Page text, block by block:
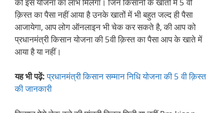
क़िस्त का पैसा नहीं आया है उनके खातों में भी बहुत जल्द ही पैसा
आजायेगा, आप लोग ऑनलाइन भी चेक कर सकते है, की आप को
प्रधानमंत्री किसान योजना की 5वी क़िस्त का पैसा आप के खाते में
आया है या नहीं।
यह भी पढ़ें: प्रधानमंत्री किसान सम्मान निधि योजना की 5 वी क़िस्त
की जानकारी